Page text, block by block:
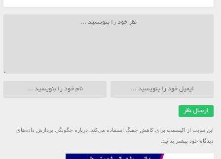
این سایت از اکیسمت برای کاهش جفنگ استفاده می‌کند. درباره چگونگی پردازش داده‌های
دیدگاه خود بیشتر بدانید.